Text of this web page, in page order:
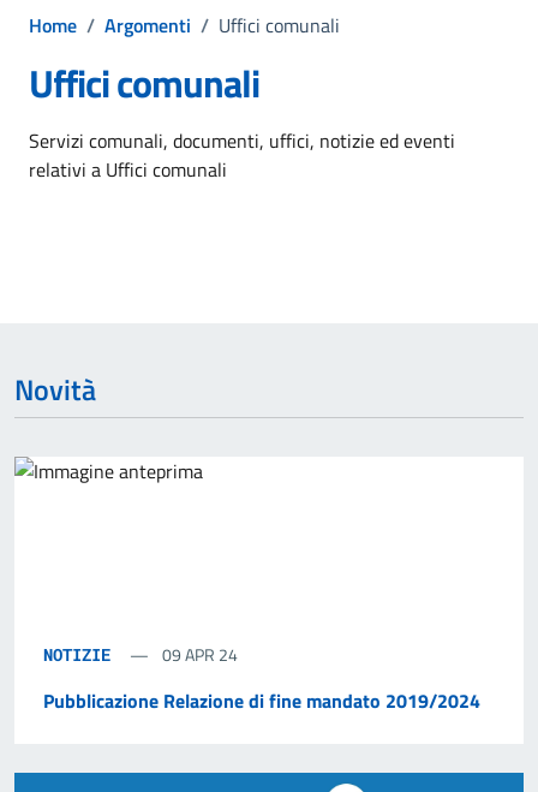
Home / Argomenti / Uffici comunali
Uffici comunali
Dettagli dell'argomento
Servizi comunali, documenti, uffici, notizie ed eventi
relativi a Uffici comunali
Novità
NOTIZIE 09 APR 24
Pubblicazione Relazione di fine mandato 2019/2024